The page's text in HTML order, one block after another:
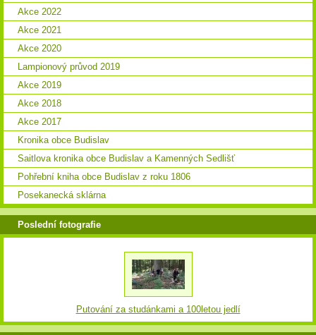
Akce 2022
Akce 2021
Akce 2020
Lampionový průvod 2019
Akce 2019
Akce 2018
Akce 2017
Kronika obce Budislav
Saitlova kronika obce Budislav a Kamenných Sedlišť
Pohřební kniha obce Budislav z roku 1806
Posekanecká sklárna
Poslední fotografie
Putování za studánkami a 100letou jedlí